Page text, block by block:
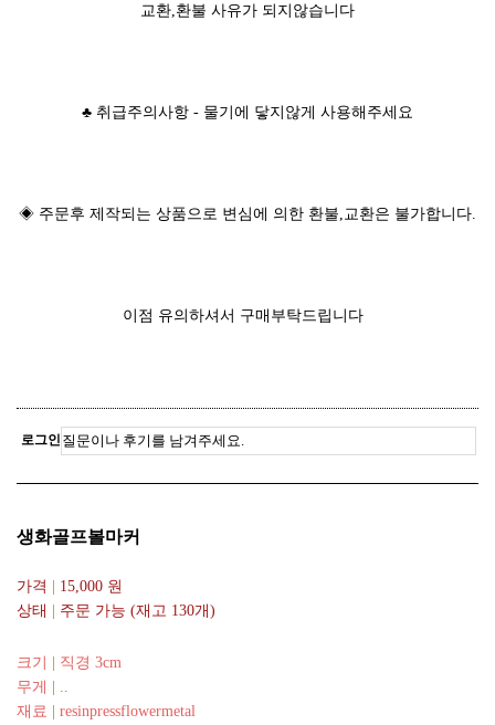
교환,환불 사유가 되지않습니다
♣ 취급주의사항 - 물기에 닿지않게 사용해주세요
◈ 주문후 제작되는 상품으로 변심에 의한 환불,교환은 불가합니다.
이점 유의하셔서 구매부탁드립니다
로그인
생화골프볼마커
가격 15,000 원
상태
주문 가능 (재고 130개)
크기
직경 3cm
무게
재료
resinpressflowermetal